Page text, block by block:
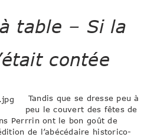
table – Si la
contée
Tandis que se dresse peu à
peu le couvert des fêtes de
Perrrin ont le bon goût de
de l’abécédaire historico-